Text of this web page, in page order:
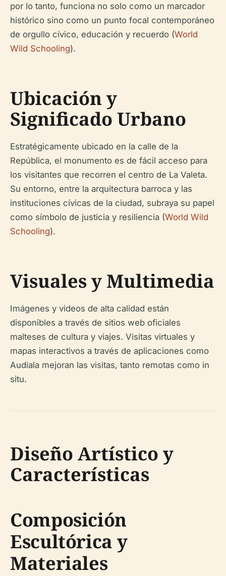
por lo tanto, funciona no solo como un marcador
histórico sino como un punto focal contemporáneo
de orgullo cívico, educación y recuerdo (World
Wild Schooling).
Ubicación y
Significado Urbano
Estratégicamente ubicado en la calle de la
República, el monumento es de fácil acceso para
los visitantes que recorren el centro de La Valeta.
Su entorno, entre la arquitectura barroca y las
instituciones cívicas de la ciudad, subraya su papel
como símbolo de justicia y resiliencia (World Wild
Schooling).
Visuales y Multimedia
Imágenes y videos de alta calidad están
disponibles a través de sitios web oficiales
malteses de cultura y viajes. Visitas virtuales y
mapas interactivos a través de aplicaciones como
Audiala mejoran las visitas, tanto remotas como in
situ.
Diseño Artístico y
Características
Composición
Escultórica y
Materiales